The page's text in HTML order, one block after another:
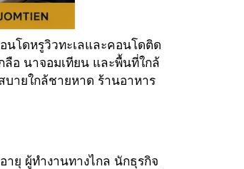
นโดหรูวิวทะเลและคอนโดติด
ลือ นาจอมเทียน และพื้นที่ใกล้
บายใกล้ชายหาด ร้านอาหาร
ยุ ผู้ทำงานทางไกล นักธุรกิจ